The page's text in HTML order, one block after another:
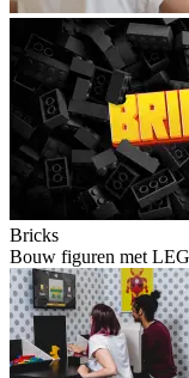
Bricks
Bouw figuren met